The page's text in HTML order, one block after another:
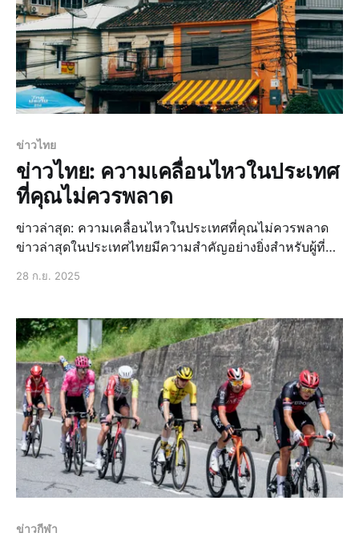
ข่าวไทย
ข่าวไทย: ความเคลื่อนไหวในประเทศ
ที่คุณไม่ควรพลาด
ข่าวล่าสุด: ความเคลื่อนไหวในประเทศที่คุณไม่ควรพลาด
ข่าวล่าสุดในประเทศไทยมีความสำคัญอย่างยิ่งสำหรับผู้ที่
จะเป็นข่าวด่วน, ข่าวสด, ข่าวเด่นวันนี้, ข่าวไทย, ข่าวกีฬา,
28 ก.ย. 2025
ข่าวกีฬา